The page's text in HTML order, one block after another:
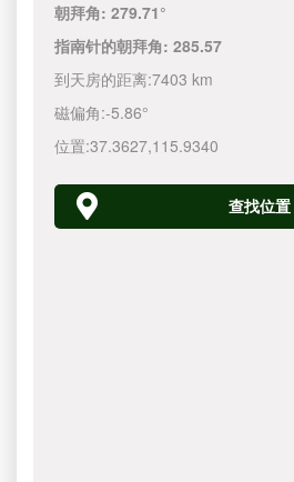
朝拜角:279.71°
指南针的朝拜角:285.57
到天房的距离:7403 km
磁偏角:-5.86°
位置:37.3627,115.9340
查找位置